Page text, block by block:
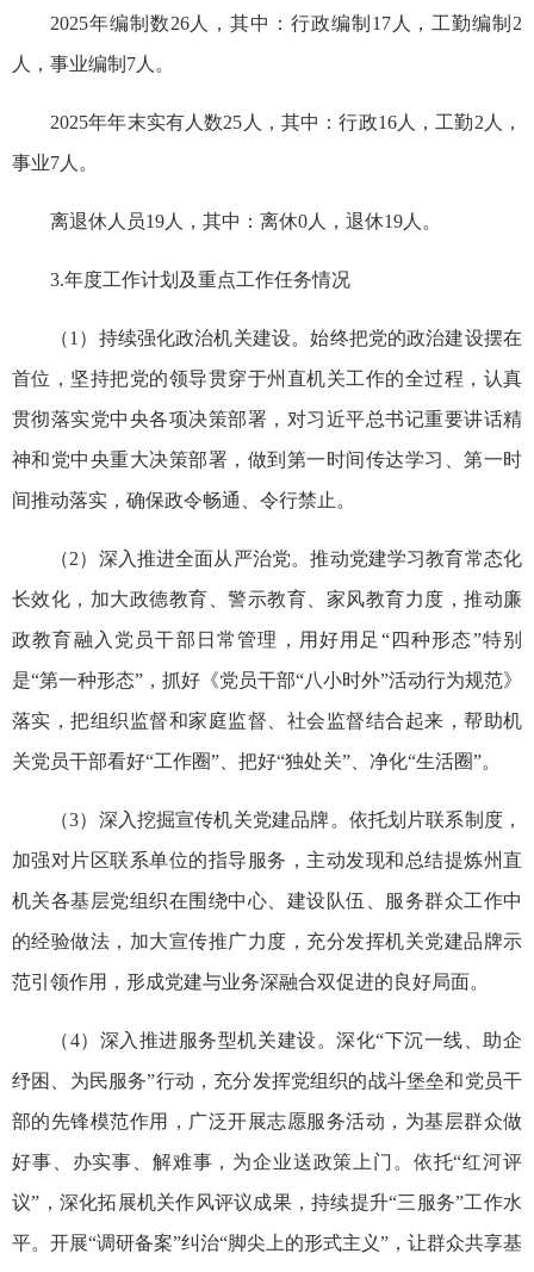
2025年编制数26人，其中：行政编制17人，工勤编制2
人，事业编制7人。
2025年年末实有人数25人，其中：行政16人，工勤2人，
事业7人。
离退休人员19人，其中：离休0人，退休19人。
3.年度工作计划及重点工作任务情况
（1）持续强化政治机关建设。始终把党的政治建设摆在
首位，坚持把党的领导贯穿于州直机关工作的全过程，认真
贯彻落实党中央各项决策部署，对习近平总书记重要讲话精
神和党中央重大决策部署，做到第一时间传达学习、第一时
间推动落实，确保政令畅通、令行禁止。
（2）深入推进全面从严治党。推动党建学习教育常态化
长效化，加大政德教育、警示教育、家风教育力度，推动廉
政教育融入党员干部日常管理，用好用足“四种形态”特别
是“第一种形态”，抓好《党员干部“八小时外”活动行为规范》
落实，把组织监督和家庭监督、社会监督结合起来，帮助机
关党员干部看好“工作圈”、把好“独处关”、净化“生活圈”。
（3）深入挖掘宣传机关党建品牌。依托划片联系制度，
加强对片区联系单位的指导服务，主动发现和总结提炼州直
机关各基层党组织在围绕中心、建设队伍、服务群众工作中
的经验做法，加大宣传推广力度，充分发挥机关党建品牌示
范引领作用，形成党建与业务深融合双促进的良好局面。
（4）深入推进服务型机关建设。深化“下沉一线、助企
纾困、为民服务”行动，充分发挥党组织的战斗堡垒和党员干
部的先锋模范作用，广泛开展志愿服务活动，为基层群众做
好事、办实事、解难事，为企业送政策上门。依托“红河评
议”，深化拓展机关作风评议成果，持续提升“三服务”工作水
平。开展“调研备案”纠治“脚尖上的形式主义”，让群众共享基